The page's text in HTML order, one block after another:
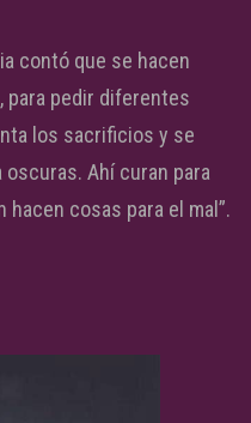
contó que se hacen
para pedir diferentes
los sacrificios y se
Ahí curan para
cosas para el mal”.